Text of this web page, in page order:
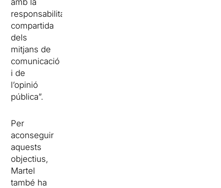
amb la
responsabilitat
compartida
dels
mitjans de
comunicació
i de
l’opinió
pública”.
Per
aconseguir
aquests
objectius,
Martel
també ha